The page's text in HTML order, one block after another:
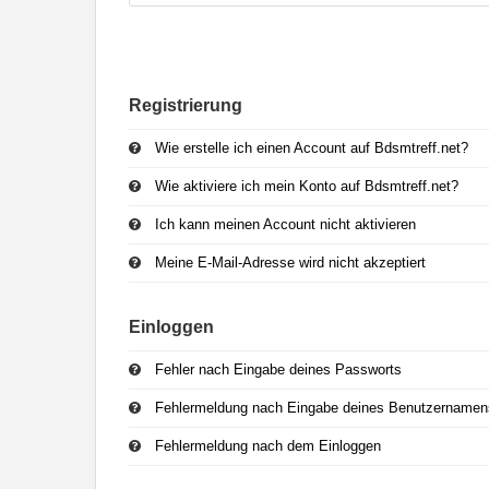
Sprechen Sie Ihre minderjährigen Kinder auf den Besuch
eine Person im Internet Kontakt mit ihm aufnehmen will oder
Auf die Nutzung dieser Website finden dieAllgemeinen
Registrierung
Wie erstelle ich einen Account auf Bdsmtreff.net?
Wie aktiviere ich mein Konto auf Bdsmtreff.net?
Ich kann meinen Account nicht aktivieren
Meine E-Mail-Adresse wird nicht akzeptiert
Einloggen
Fehler nach Eingabe deines Passworts
Fehlermeldung nach Eingabe deines
Fehlermeldung nach dem Einloggen